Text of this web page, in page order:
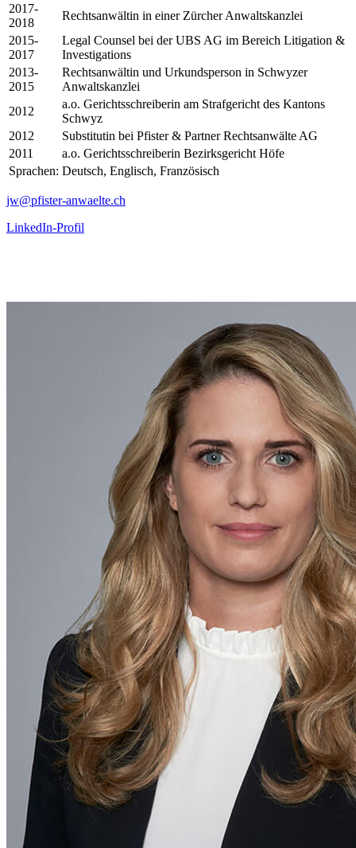
2017-
2018
Rechtsanwältin in einer Zürcher Anwaltskanzlei
2015-
2017
Legal Counsel bei der UBS AG im Bereich Litigation &
Investigations
2013-
2015
Rechtsanwältin und Urkundsperson in Schwyzer
Anwaltskanzlei
2012
a.o. Gerichtsschreiberin am Strafgericht des Kantons
Schwyz
2012
Substitutin bei Pfister & Partner Rechtsanwälte AG
2011
a.o. Gerichtsschreiberin Bezirksgericht Höfe
Sprachen: Deutsch, Englisch, Französisch
jw@pfister-anwaelte.ch
LinkedIn-Profil